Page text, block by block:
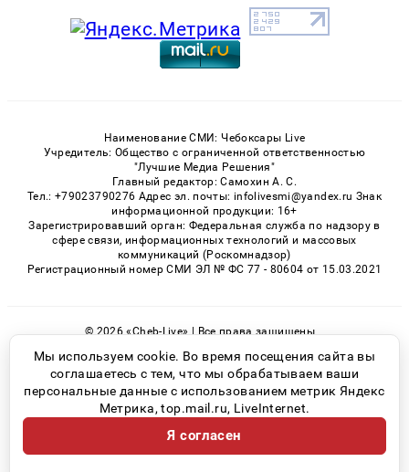
Наименование СМИ: Чебоксары Live
Учредитель: Общество с ограниченной ответственностью
"Лучшие Медиа Решения"
Главный редактор: Самохин А. С.
Тел.: +79023790276 Адрес эл. почты: infolivesmi@yandex.ru Знак
информационной продукции: 16+
Зарегистрировавший орган: Федеральная служба по надзору в
сфере связи, информационных технологий и массовых
коммуникаций (Роскомнадзор)
Регистрационный номер СМИ ЭЛ № ФС 77 - 80604 от 15.03.2021
© 2026 «Cheb-Live» | Все права защищены
Возрастная категория сайта 16+
Политика конфиденциальности
Мы используем cookie. Во время посещения сайта вы
соглашаетесь с тем, что мы обрабатываем ваши
персональные данные с использованием метрик Яндекс
Метрика, top.mail.ru, LiveInternet.
Я согласен